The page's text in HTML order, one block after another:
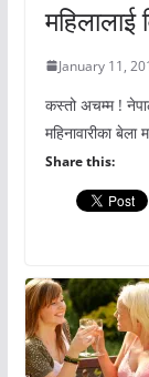
महिलालाई
January 11,
कस्तो अचम्म !
महिनावारीका बेला
Share this: